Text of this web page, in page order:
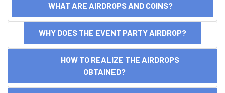
WHAT ARE AIRDROPS AND COINS?
WHY DOES THE EVENT PARTY AIRDROP?
HOW TO REALIZE THE AIRDROPS
OBTAINED?